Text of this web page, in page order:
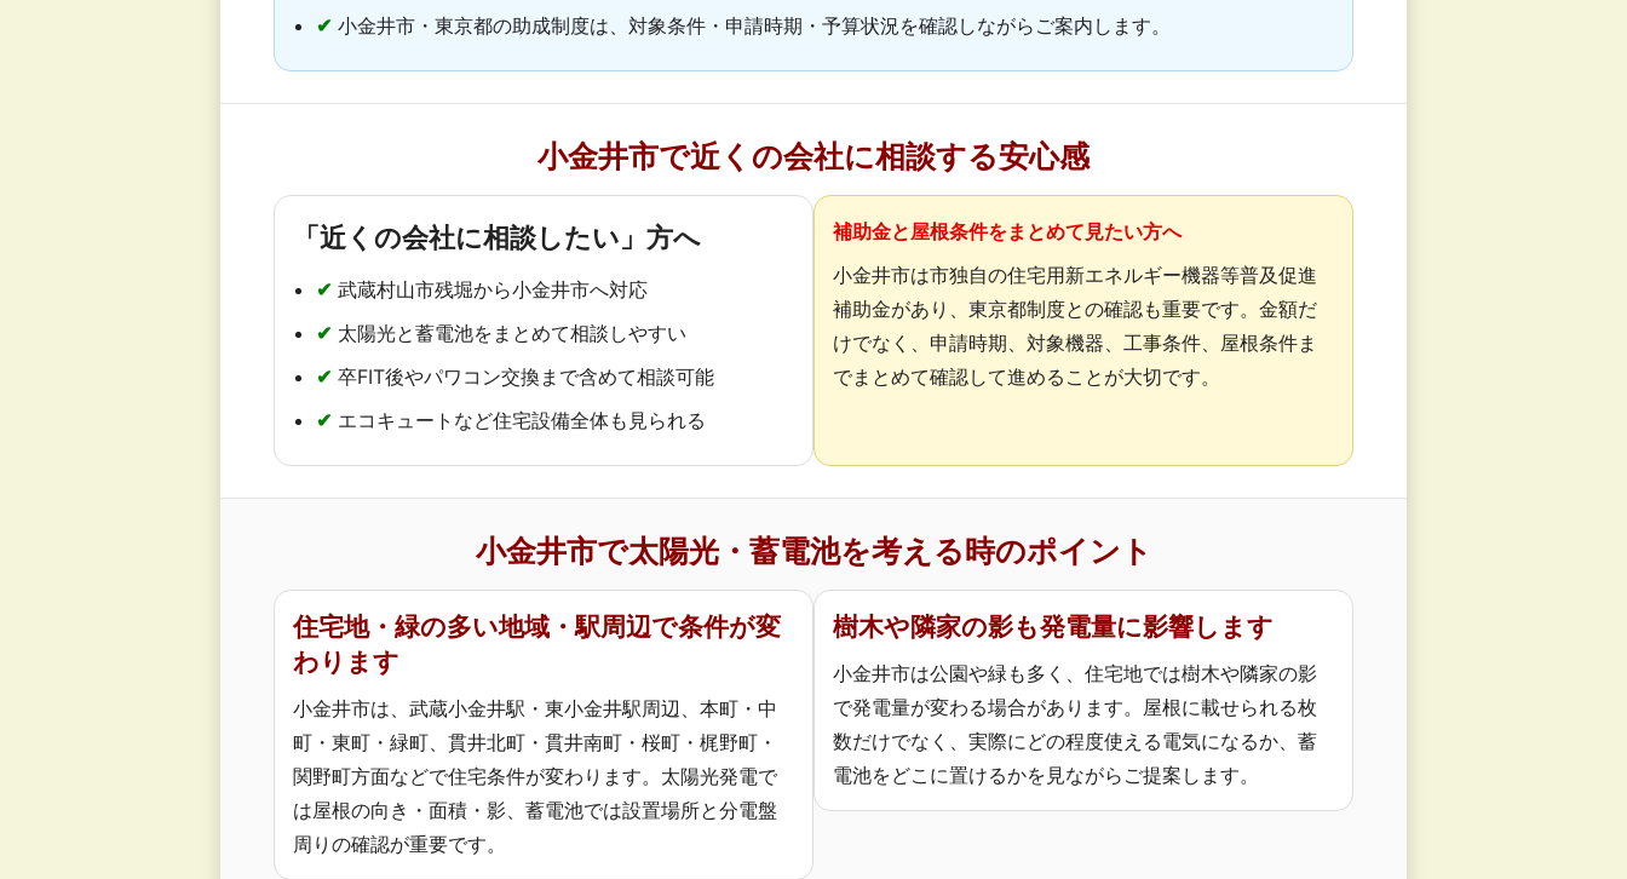
✔ 小金井市・東京都の助成制度は、対象条件・申請時期・予算状況を確認しながらご案内します。
小金井市で近くの会社に相談する安心感
「近くの会社に相談したい」方へ
✔ 武蔵村山市残堀から小金井市へ対応
✔ 太陽光と蓄電池をまとめて相談しやすい
✔ 卒FIT後やパワコン交換まで含めて相談可能
✔ エコキュートなど住宅設備全体も見られる
補助金と屋根条件をまとめて見たい方へ
小金井市は市独自の住宅用新エネルギー機器等普及促進
補助金があり、東京都制度との確認も重要です。金額だ
けでなく、申請時期、対象機器、工事条件、屋根条件ま
でまとめて確認して進めることが大切です。
小金井市で太陽光・蓄電池を考える時のポイント
住宅地・緑の多い地域・駅周辺で条件が変
わります
小金井市は、武蔵小金井駅・東小金井駅周辺、本町・中
町・東町・緑町、貫井北町・貫井南町・桜町・梶野町・
関野町方面などで住宅条件が変わります。太陽光発電で
は屋根の向き・面積・影、蓄電池では設置場所と分電盤
周りの確認が重要です。
樹木や隣家の影も発電量に影響します
小金井市は公園や緑も多く、住宅地では樹木や隣家の影
で発電量が変わる場合があります。屋根に載せられる枚
数だけでなく、実際にどの程度使える電気になるか、蓄
電池をどこに置けるかを見ながらご提案します。